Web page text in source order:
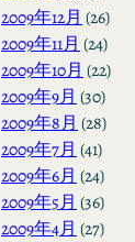
2009年12月 (26)
2009年11月 (24)
2009年10月 (22)
2009年9月 (30)
2009年8月 (28)
2009年7月 (41)
2009年6月 (24)
2009年5月 (36)
2009年4月 (27)